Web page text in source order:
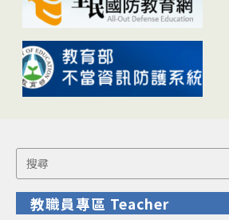
Search
for:
教職員專區 Teacher